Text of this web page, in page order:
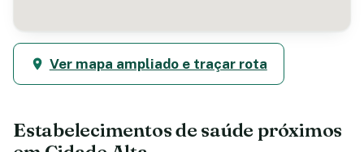
Ver mapa ampliado e traçar rota
Estabelecimentos de saúde próximos